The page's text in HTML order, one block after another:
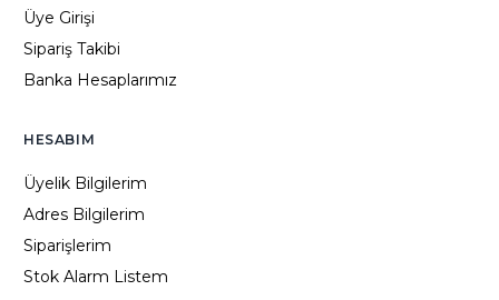
Üye Girişi
Sipariş Takibi
Banka Hesaplarımız
HESABIM
Üyelik Bilgilerim
Adres Bilgilerim
Siparişlerim
Stok Alarm Listem